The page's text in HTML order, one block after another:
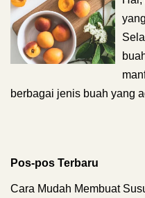
berbagai jenis buah yang
Pos-pos Terbaru
Cara Mudah Membuat